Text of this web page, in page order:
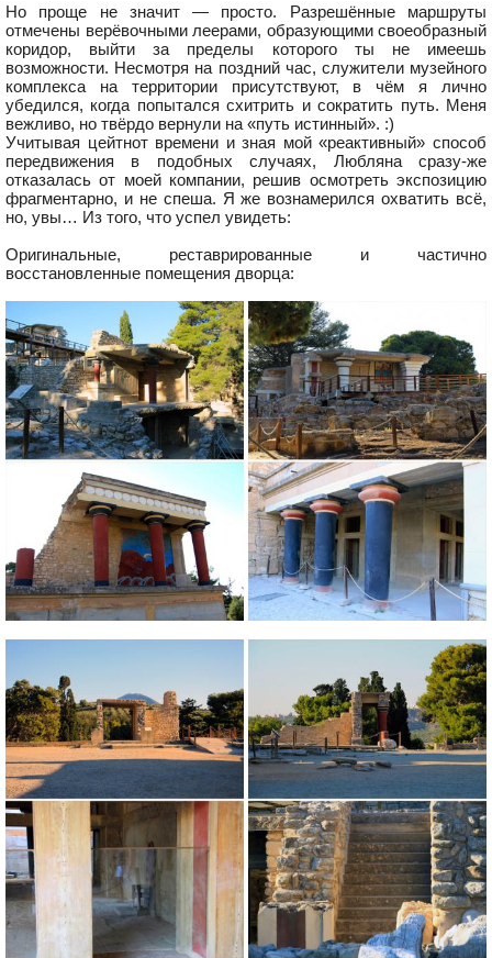
Но проще не значит — просто. Разрешённые маршруты
отмечены верёвочными леерами, образующими своеобразный
коридор, выйти за пределы которого ты не имеешь
возможности. Несмотря на поздний час, служители музейного
комплекса на территории присутствуют, в чём я лично
убедился, когда попытался схитрить и сократить путь. Меня
вежливо, но твёрдо вернули на «путь истинный». :)
Учитывая цейтнот времени и зная мой «реактивный» способ
передвижения в подобных случаях, Любляна сразу-же
отказалась от моей компании, решив осмотреть экспозицию
фрагментарно, и не спеша. Я же вознамерился охватить всё,
но, увы… Из того, что успел увидеть:
Оригинальные, реставрированные и частично
восстановленные помещения дворца: